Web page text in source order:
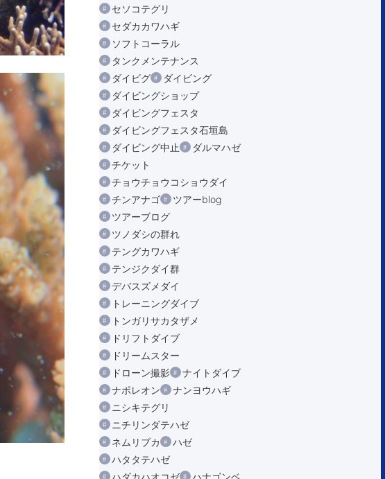
セソコテグリ
セダカカワハギ
ソフトコーラル
タンクメンテナンス
ダイビグ
ダイビング
ダイビングショップ
ダイビングフェスタ
ダイビングフェスタ石垣島
ダイビング中止
ダルマハゼ
チケット
チョウチョウコショウダイ
チンアナゴ
ツアーblog
ツアーブログ
ツノダシの群れ
テングカワハギ
テンジクダイ群
デバスズメダイ
トレーニングダイブ
トンガリサカタザメ
ドリフトダイブ
ドリームスター
ドローン撮影
ナイトダイブ
ナポレオン
ナンヨウハギ
ニシキテグリ
ニチリンダテハゼ
ネムリブカ
ハゼ
ハタタテハゼ
ハダカハオコゼ
ハナゴンベ